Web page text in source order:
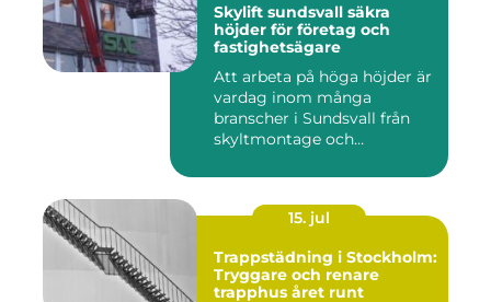
Skylift sundsvall säkra
höjder för företag och
fastighetsägare
Att arbeta på höga höjder är
vardag inom många
branscher i Sundsvall från
skyltmontage och
15. jul
Trappstädning i Stockholm:
Tryggare och renare
trapphus året runt